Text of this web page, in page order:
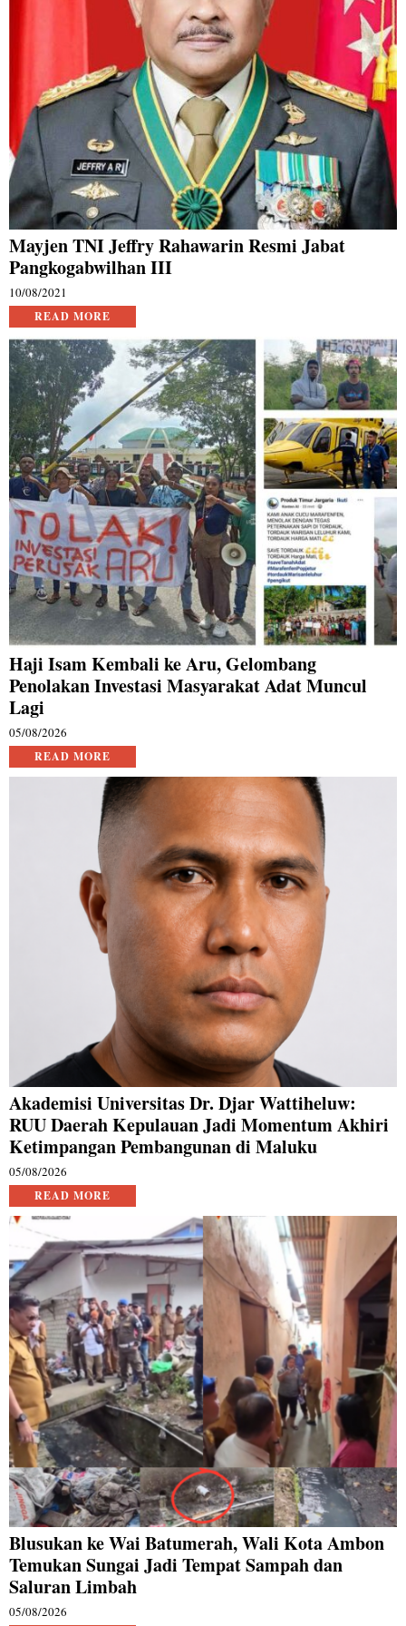
Mayjen TNI Jeffry Rahawarin Resmi Jabat
Pangkogabwilhan III
10/08/2021
READ MORE
Haji Isam Kembali ke Aru, Gelombang
Penolakan Investasi Masyarakat Adat Muncul
Lagi
05/08/2026
READ MORE
Akademisi Universitas Dr. Djar Wattiheluw:
RUU Daerah Kepulauan Jadi Momentum Akhiri
Ketimpangan Pembangunan di Maluku
05/08/2026
READ MORE
Blusukan ke Wai Batumerah, Wali Kota Ambon
Temukan Sungai Jadi Tempat Sampah dan
Saluran Limbah
05/08/2026